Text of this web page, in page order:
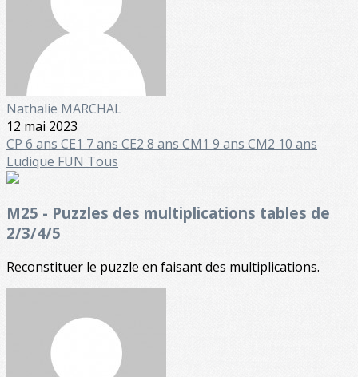
Nathalie MARCHAL
12 mai 2023
CP 6 ans CE1 7 ans CE2 8 ans CM1 9 ans CM2 10 ans
Ludique FUN Tous
M25 - Puzzles des multiplications tables de
2/3/4/5
Reconstituer le puzzle en faisant des multiplications.